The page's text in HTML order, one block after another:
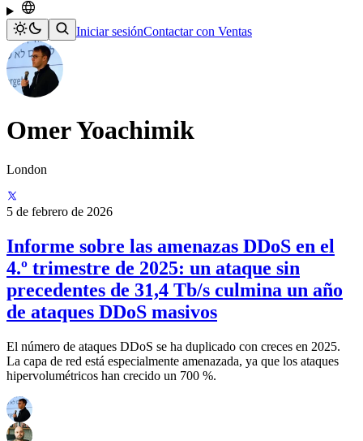
Iniciar sesiónContactar con Ventas
Omer Yoachimik
London
5 de febrero de 2026
Informe sobre las amenazas DDoS en el
4.º trimestre de 2025: un ataque sin
precedentes de 31,4 Tb/s culmina un año
de ataques DDoS masivos
El número de ataques DDoS se ha duplicado con creces en 2025.
La capa de red está especialmente amenazada, ya que los ataques
hipervolumétricos han crecido un 700 %.